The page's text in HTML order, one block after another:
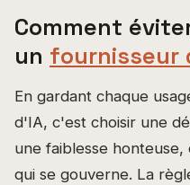
Comment
un fournisseur
En gardant chaque
d'IA, c'est choisir une
une faiblesse
qui se gouverne. La